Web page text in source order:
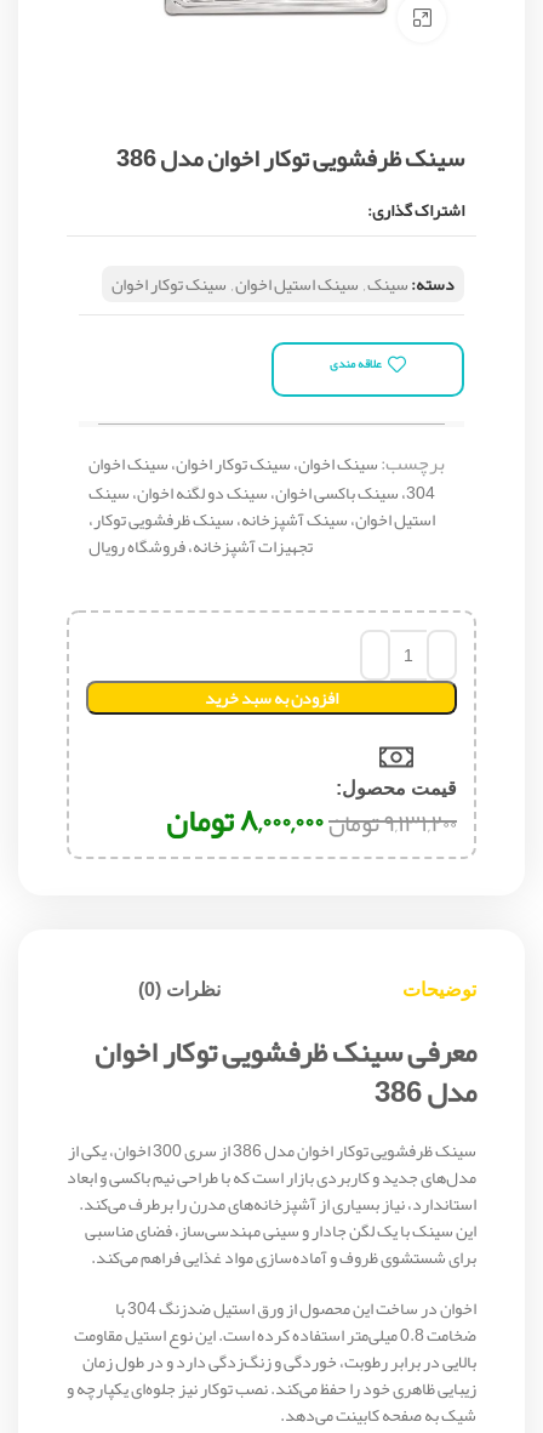
Click to enlarge
سینک ظرفشویی توکار اخوان مدل 386
اشتراک گذاری:
دسته:سینک,سینک استیل اخوان,سینک توکار اخوان
علاقه مندی
برچسب:سینک اخوان، سینک توکار اخوان، سینک اخوان
304، سینک باکسی اخوان، سینک دو لگنه اخوان، سینک
استیل اخوان، سینک آشپزخانه، سینک ظرفشویی توکار،
تجهیزات آشپزخانه، فروشگاه رویال
افزودن به سبد خرید
قیمت محصول:​
۹,۱۳۱,۲۰۰تومان۸,۰۰۰,۰۰۰تومان
توضیحات نظرات (0)
معرفی سینک ظرفشویی توکار اخوان
مدل 386
سینک ظرفشویی توکار اخوان مدل 386 از سری 300 اخوان، یکی از
مدل‌های جدید و کاربردی بازار است که با طراحی نیم باکسی و ابعاد
استاندارد، نیاز بسیاری از آشپزخانه‌های مدرن را برطرف می‌کند.
این سینک با یک لگن جادار و سینی مهندسی‌ساز، فضای مناسبی
برای شستشوی ظروف و آماده‌سازی مواد غذایی فراهم می‌کند.
اخوان در ساخت این محصول از ورق استیل ضدزنگ 304 با
ضخامت 0.8 میلی‌متر استفاده کرده است. این نوع استیل مقاومت
بالایی در برابر رطوبت، خوردگی و زنگ‌زدگی دارد و در طول زمان
زیبایی ظاهری خود را حفظ می‌کند. نصب توکار نیز جلوه‌ای یکپارچه و
شیک به صفحه کابینت می‌دهد.